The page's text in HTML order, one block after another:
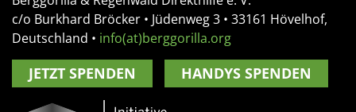
c/o Burkhard Bröcker • Jüdenweg 3 • 33161 Hövelhof,
Deutschland • info(at)berggorilla.org
JETZT SPENDEN HANDYS SPENDEN